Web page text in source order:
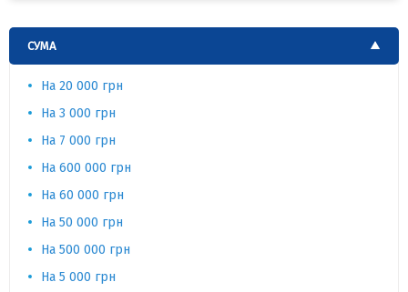
СУМА
На 20 000 грн
На 3 000 грн
На 7 000 грн
На 600 000 грн
На 60 000 грн
На 50 000 грн
На 500 000 грн
На 5 000 грн